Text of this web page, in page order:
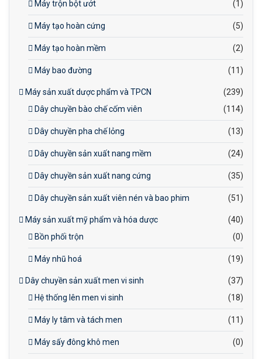
Máy trộn bột ướt (1)
Máy tạo hoàn cứng (5)
Máy tạo hoàn mềm (2)
Máy bao đường (11)
Máy sản xuất dược phẩm và TPCN
(239)
Dây chuyền bào chế cốm viên
(114)
Dây chuyền pha chế lỏng (13)
Dây chuyền sản xuất nang mềm (24)
Dây chuyền sản xuất nang cứng (35)
Dây chuyền sản xuất viên nén và bao phim (51)
Máy sản xuất mỹ phẩm và hóa dược
(40)
Bồn phối trộn
(0)
Máy nhũ hoá (19)
Dây chuyền sản xuất men vi sinh
(37)
Hệ thống lên men vi sinh
(18)
Máy ly tâm và tách men (11)
Máy sấy đông khô men (0)